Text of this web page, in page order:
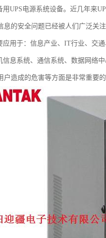
UPS电源系统设备。近几年来
息的安全问题已经被人们广泛关
应用于：信息产业、IT行业、交
信息系统、通信系统、数据网络
造成的危害等方面是非常重要的